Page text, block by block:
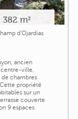
m²
d'Ojardias
ancien
ville,
chambres
propriété
sur un
couverte
9 espaces